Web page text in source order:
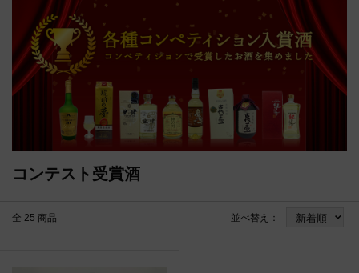
コンテスト受賞酒
全 25 商品 並べ替え：